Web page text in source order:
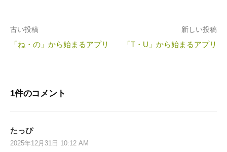
投
稿
ビ
ー
シ
古い投稿
「ね・の」から始まるアプリ
新しい投稿
「T・U」から始まるアプリ
1件のコメント
たっぴ
2025年12月31日 10:12 AM